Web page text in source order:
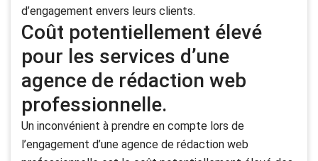
d’engagement envers leurs clients.
Coût potentiellement élevé
pour les services d’une
agence de rédaction web
professionnelle.
Un inconvénient à prendre en compte lors de
l’engagement d’une agence de rédaction web